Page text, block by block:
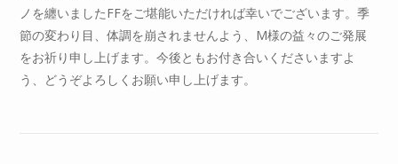
ノを纏いましたFFをご堪能いただければ幸いでございます。季
節の変わり目、体調を崩されませんよう、M様の益々のご発展
をお祈り申し上げます。今後ともお付き合いくださいますよ
う、どうぞよろしくお願い申し上げます。